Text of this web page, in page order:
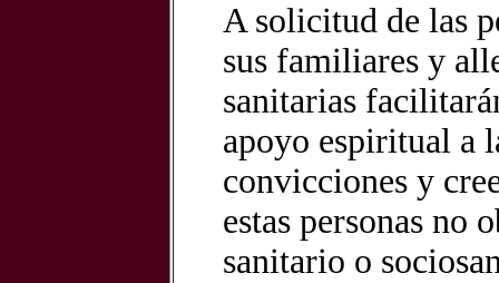
A solicitud de las
sus familiares y
sanitarias
apoyo espiritual a
convicciones y
estas personas no
sanitario o